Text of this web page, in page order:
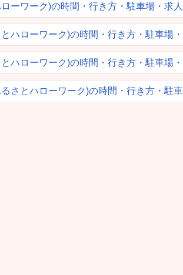
ーワーク)の時間・行き方・駐車場・求
ハローワーク)の時間・行き方・駐車場
ハローワーク)の時間・行き方・駐車場
さとハローワーク)の時間・行き方・駐